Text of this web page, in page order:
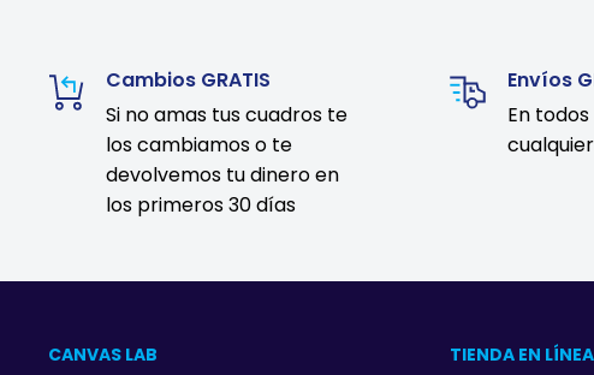
Cambios GRATIS
Si no amas tus cuadros te
los cambiamos o te
devolvemos tu dinero en
los primeros 30 días
Envíos
En
CANVAS LAB TIENDA EN LÍNEA